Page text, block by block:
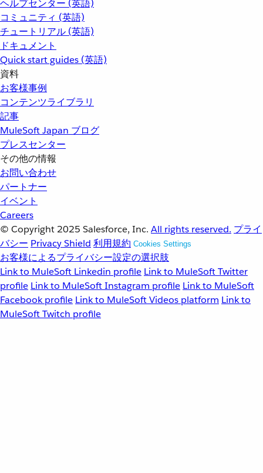
ヘルプセンター (英語)
コミュニティ (英語)
チュートリアル (英語)
ドキュメント
Quick start guides (英語)
資料
お客様事例
コンテンツライブラリ
記事
MuleSoft Japan ブログ
プレスセンター
その他の情報
お問い合わせ
パートナー
イベント
Careers
© Copyright 2025 Salesforce, Inc. All rights reserved. プライ
バシー Privacy Shield 利用規約 Cookies Settings
お客様によるプライバシー設定の選択肢
Link to MuleSoft Linkedin profile Link to MuleSoft Twitter
profile Link to MuleSoft Instagram profile Link to MuleSoft
Facebook profile Link to MuleSoft Videos platform Link to
MuleSoft Twitch profile